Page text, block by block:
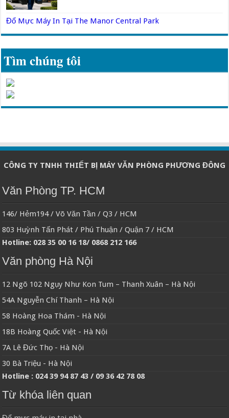
Đổ Mực Máy In Tại The Manor Central Park
Tìm chúng tôi
CÔNG TY TNHH THIẾT BỊ MÁY VĂN PHÒNG PHƯƠNG ĐÔNG
Văn Phòng TP. HCM
146/ Hẻm194 / Võ Văn Tần / Q3 / HCM
803 Huỳnh Tấn Phát / Phú Thuận / Quận 7 / HCM
Hotline: 028 35 00 16 18/ 0868 212 166
Văn phòng Hà Nội
12 Ngõ 102 Ngụy Như Kon Tum – Thanh Xuân – Hà Nội
54A Nguyễn Chí Thanh – Hà Nội
58 Hoàng Hoa Thám - Hà Nội
18B Hoàng Quốc Việt - Hà Nội
7A Lê Đức Thọ - Hà Nội
30 Bà Triệu - Hà Nội
Hotline : 024 39 94 87 43 / 09 36 42 78 08
Từ khóa liên quan